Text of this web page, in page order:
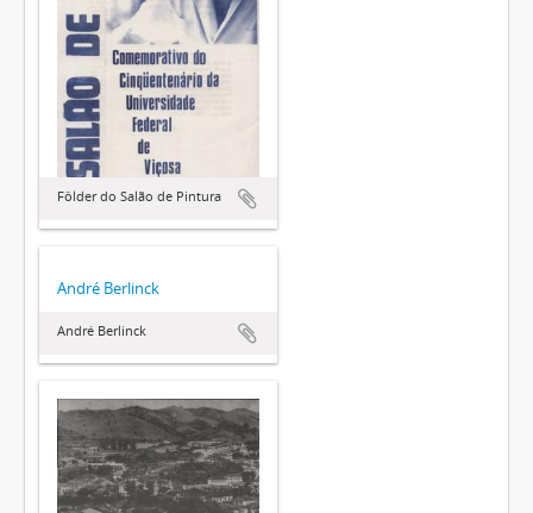
Fôlder do Salão de Pintura
André Berlinck
André Berlinck